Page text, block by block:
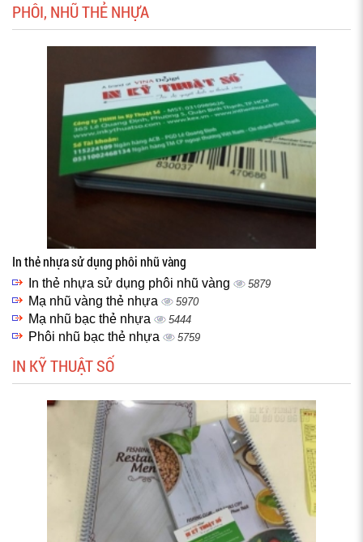
PHÔI, NHŨ THẺ NHỰA
In thẻ nhựa sử dụng phôi nhũ vàng
In thẻ nhựa sử dụng phôi nhũ vàng 5879
Mạ nhũ vàng thẻ nhựa 5970
Mạ nhũ bạc thẻ nhựa 5444
Phôi nhũ bạc thẻ nhựa 5759
IN KỸ THUẬT SỐ